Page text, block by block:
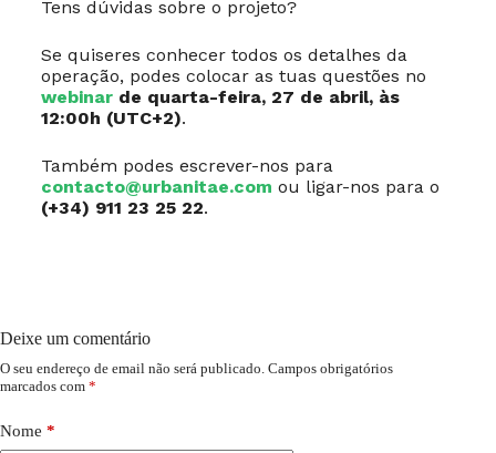
Tens dúvidas sobre o projeto?
Se quiseres conhecer todos os detalhes da
operação, podes colocar as tuas questões no
webinarde quarta-feira, 27 de abril, às
12:00h (UTC+2).
Também podes escrever-nos para
contacto@urbanitae.com ou ligar-nos para o
(+34) 911 23 25 22.
Deixe um comentário
O seu endereço de email não será publicado. Campos obrigatórios
marcados com *
Nome *